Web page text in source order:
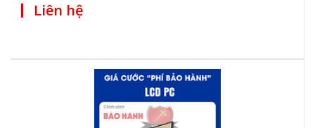
Liên hệ